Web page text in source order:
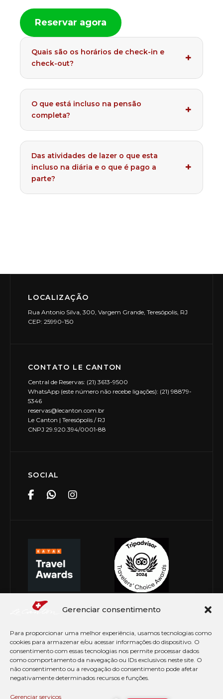
Gerenciar consentimento
Para proporcionar uma melhor experiência, usamos tecnologias como
cookies para armazenar e/ou acessar informações do dispositivo. O
consentimento com essas tecnologias nos permite processar dados
como comportamento da navegação ou IDs exclusivos neste site. O
não consentimento ou a revogação do consentimento pode afetar
negativamente determinados recursos e funções.
Gerenciar serviços
Reservar agora
Quais são os horários de check-in e
check-out?
O que está incluso na pensão
completa?
Das atividades de lazer o que esta
incluso na diária e o que é pago a
parte?
LOCALIZAÇÃO
Rua Antonio Silva, 300, Vargem Grande, Teresópolis, RJ
CEP: 25990-150
CONTATO LE CANTON
Central de Reservas: (21) 3613-9500
WhatsApp (este número não recebe ligações): (21) 98879-
5346
reservas@lecanton.com.br
Le Canton | Teresópolis / RJ
CNPJ 29.920.394/0001-88
SOCIAL
© Copyright 2026 Le Canton. Todos os direitos